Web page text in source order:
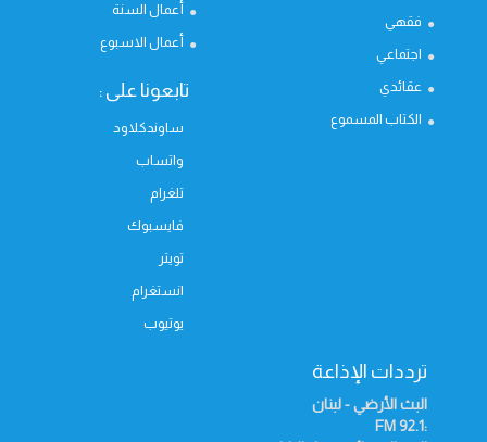
فقهي
اجتماعي
عقائدي
الكتاب المسموع
أعمال السنة
أعمال الاسبوع
تابعونا على :
ساوندكلاود
واتساب
تلغرام
فايسبوك
تويتر
انستغرام
يوتيوب
ترددات الإذاعة
البث الأرضي - لبنان
:92.1
FM